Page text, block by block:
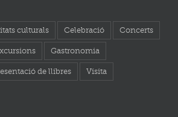
culturals Celebració Concerts
Gastronomia
de llibres Visita